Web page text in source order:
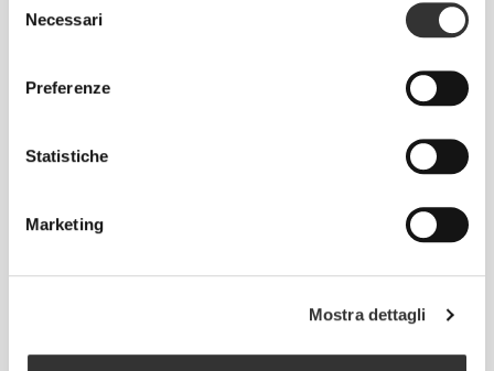
delNecessari
Preferenze
Statistiche
Marketing
Mostra dettagli
Muoversi comodamente e liberamente